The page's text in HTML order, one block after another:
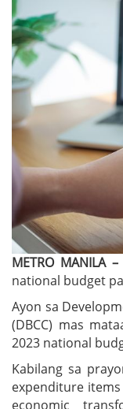
METRO MANILA –
national budget
Ayon sa
(DBCC) mas
2023 national
Kabilang sa
expenditure
economic